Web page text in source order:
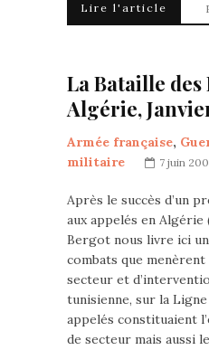
Lire l'article
La Bataille
Algérie,
Armée française,
militaire
7 juin
Après le succès d’un
aux appelés en Algérie
Bergot nous livre ici
combats que
secteur et
tunisienne, sur la
appelés constituaient
de secteur mais aussi